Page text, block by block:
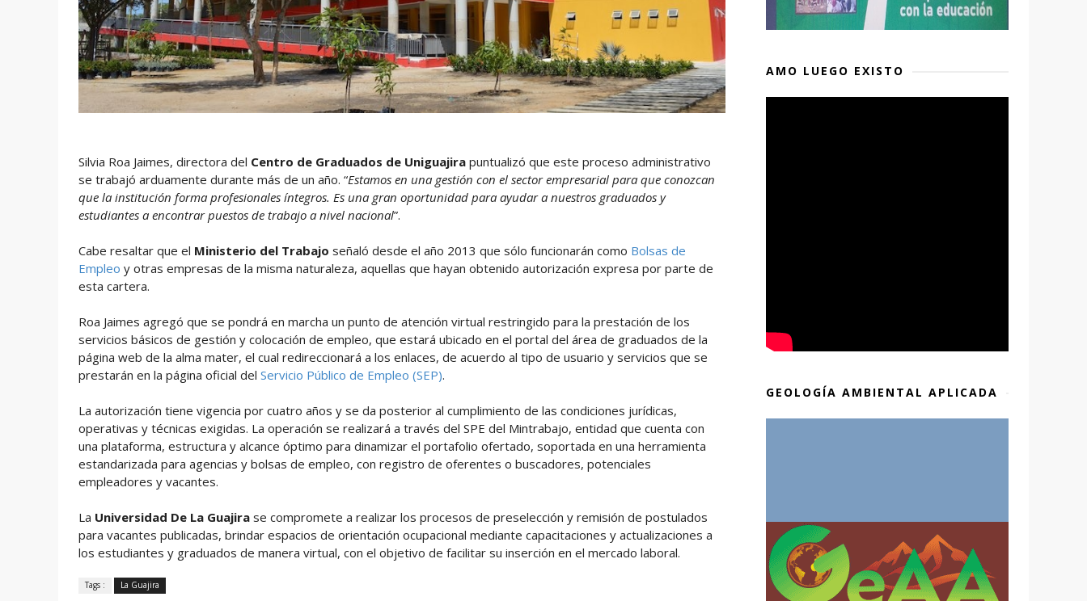
Silvia Roa Jaimes, directora del Centro de Graduados de Uniguajira puntualizó que este proceso administrativo
se trabajó arduamente durante más de un año. “Estamos en una gestión con el sector empresarial para que conozcan
que la institución forma profesionales íntegros. Es una gran oportunidad para ayudar a nuestros graduados y
estudiantes a encontrar puestos de trabajo a nivel nacional”.
Cabe resaltar que el Ministerio del Trabajo señaló desde el año 2013 que sólo funcionarán como Bolsas de
Empleo y otras empresas de la misma naturaleza, aquellas que hayan obtenido autorización expresa por parte de
esta cartera.
Roa Jaimes agregó que se pondrá en marcha un punto de atención virtual restringido para la prestación de los
servicios básicos de gestión y colocación de empleo, que estará ubicado en el portal del área de graduados de la
página web de la alma mater, el cual redireccionará a los enlaces, de acuerdo al tipo de usuario y servicios que se
prestarán en la página oficial del Servicio Público de Empleo (SEP).
La autorización tiene vigencia por cuatro años y se da posterior al cumplimiento de las condiciones jurídicas,
operativas y técnicas exigidas. La operación se realizará a través del SPE del Mintrabajo, entidad que cuenta con
una plataforma, estructura y alcance óptimo para dinamizar el portafolio ofertado, soportada en una herramienta
estandarizada para agencias y bolsas de empleo, con registro de oferentes o buscadores, potenciales
empleadores y vacantes.
La Universidad De La Guajira se compromete a realizar los procesos de preselección y remisión de postulados
para vacantes publicadas, brindar espacios de orientación ocupacional mediante capacitaciones y actualizaciones a
los estudiantes y graduados de manera virtual, con el objetivo de facilitar su inserción en el mercado laboral.
Tags : La Guajira
AMO LUEGO EXISTO
GEOLOGÍA AMBIENTAL APLICADA